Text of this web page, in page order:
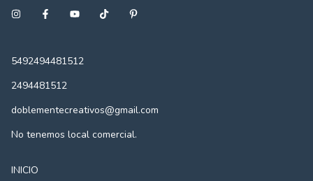
5492494481512
2494481512
doblementecreativos@gmail.com
No tenemos local comercial.
INICIO